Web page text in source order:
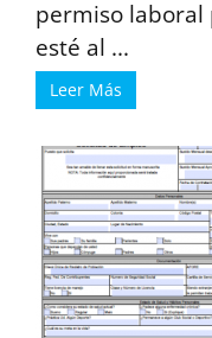
permiso
esté al ...
Leer Más